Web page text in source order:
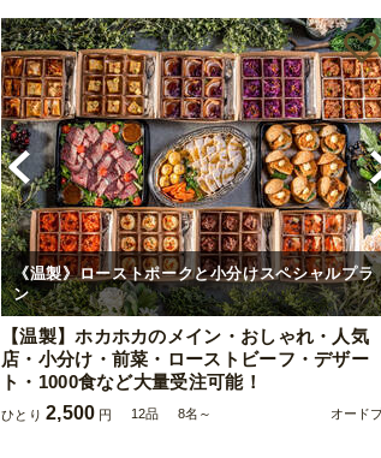
《温製》ローストポークと小分けスペシャルプラ
ン
【温製】ホカホカのメイン・おしゃれ・人気
店・小分け・前菜・ローストビーフ・デザー
ト・1000食など大量受注可能！
ひとり 2,500 円 12品 8名～ オード